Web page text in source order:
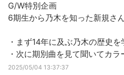
G/W特別企画
6期生から乃木を知った新規さ
・まず14年に及ぶ乃木の歴史を
・次に期別曲を見て聞いてカラ
2025/05/04 13:37:37